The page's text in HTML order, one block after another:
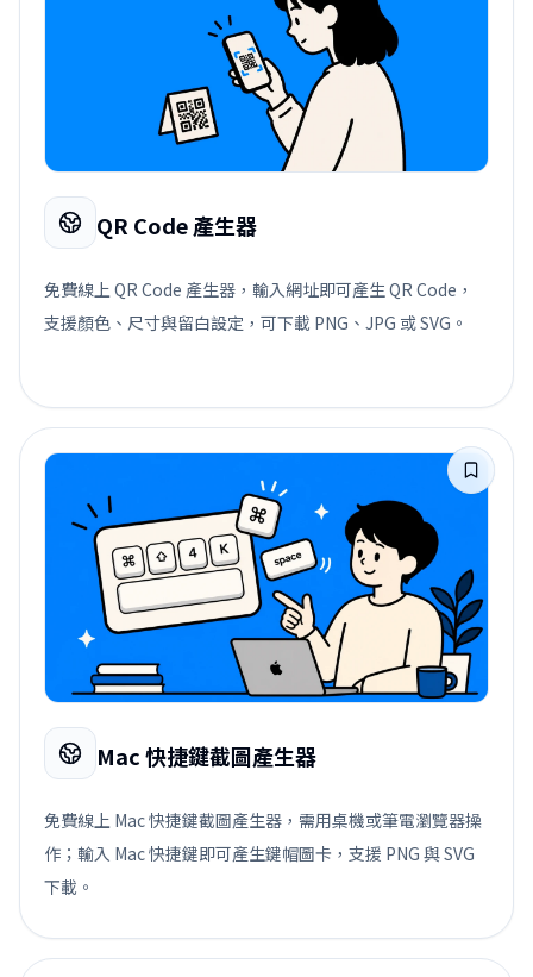
QR Code 產生器
免費線上 QR Code 產生器，輸入網址即可產生 QR Code，
支援顏色、尺寸與留白設定，可下載 PNG、JPG 或 SVG。
Mac 快捷鍵截圖產生器
免費線上 Mac 快捷鍵截圖產生器，需用桌機或筆電瀏覽器操
作；輸入 Mac 快捷鍵即可產生鍵帽圖卡，支援 PNG 與 SVG
下載。